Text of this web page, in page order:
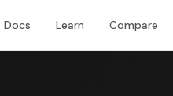
Docs Learn Compare